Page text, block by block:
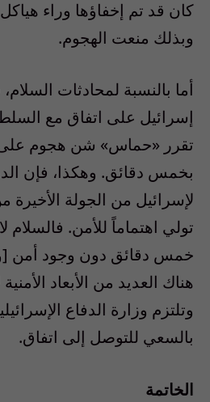
كان قد تم إخفاؤها وراء
وبذلك منعت الهجوم.
أما بالنسبة لمحادثات
إسرائيل على اتفاق مع
تقرر «حماس» شن هجوم على
بخمس دقائق. وهكذا، فإن
لإسرائيل من الجولة الأخيرة
تولي اهتماماً للأمن. فالسلام
خمس دقائق دون وجود أمن
هناك العديد من الأبعاد
وتلتزم وزارة الدفاع
بالسعي للتوصل إلى اتفاق.
الخاتمة